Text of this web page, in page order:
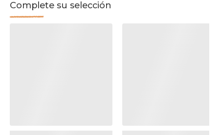
Complete su selección